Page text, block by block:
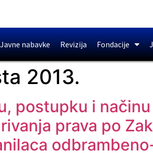
Javne nabavke Revizija Fondacije
2013.
postupku i
prava po